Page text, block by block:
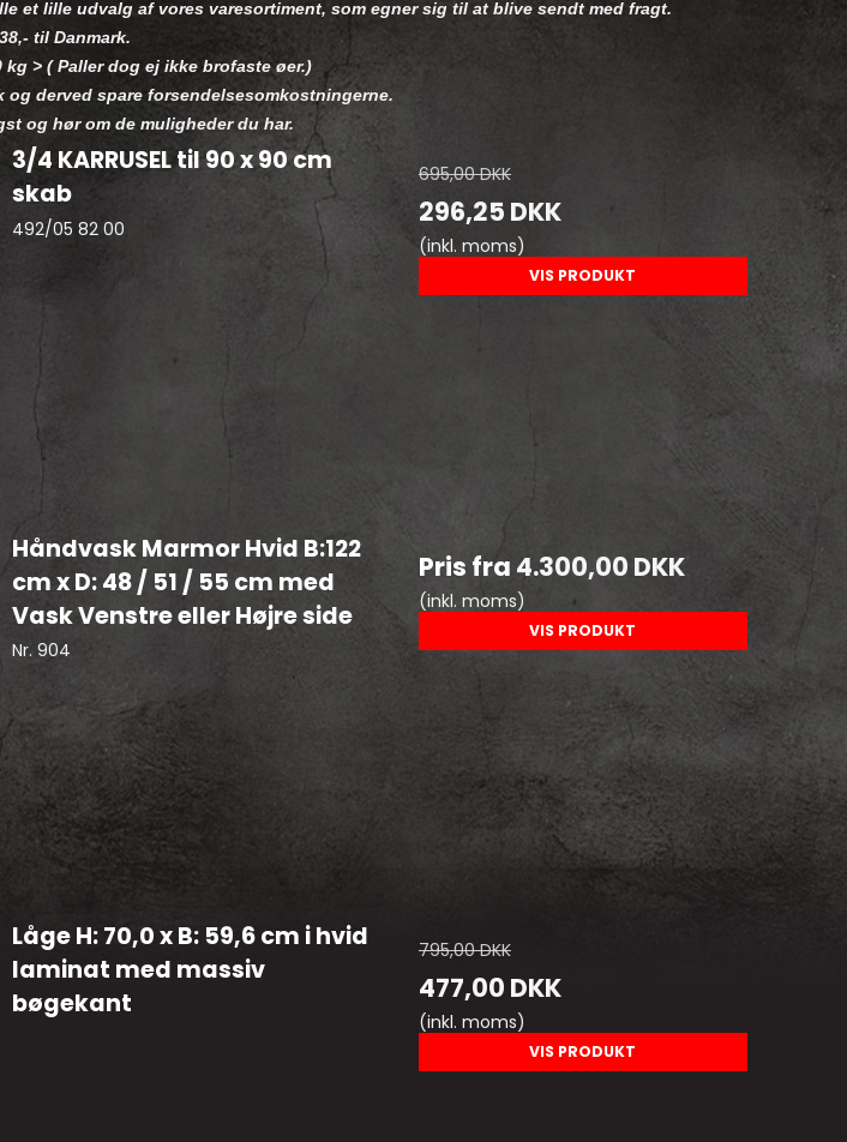
et lille udvalg af vores varesortiment,som egner sig til at blive sendt med fragt.
til Danmark.
kg > ( Paller dog ej ikke brofaste øer.)
derved spare forsendelsesomkostningerne.
og hør om de muligheder du har.
3/4 KARRUSEL til 90 x 90 cm
skab
492/05 82 00
695,00 DKK
296,25 DKK
(inkl. moms)
VIS PRODUKT
Håndvask Marmor Hvid B:122
cm x D: 48 / 51 / 55 cm med
Vask Venstre eller Højre side
Nr. 904
Pris fra 4.300,00 DKK
(inkl. moms)
VIS PRODUKT
Låge H: 70,0 x B: 59,6 cm i hvid
laminat med massiv
bøgekant
795,00 DKK
477,00 DKK
(inkl. moms)
VIS PRODUKT